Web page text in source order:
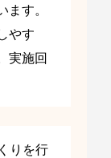
ます。
やす
実施回
りを行